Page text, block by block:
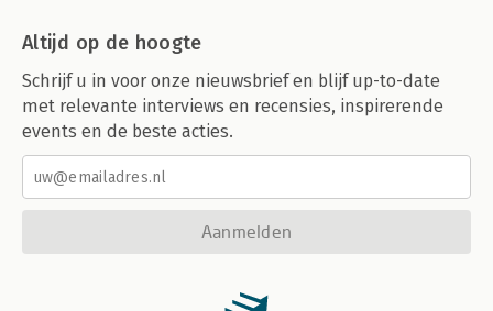
Altijd op de hoogte
Schrijf u in voor onze nieuwsbrief en blijf up-to-date
met relevante interviews en recensies, inspirerende
events en de beste acties.
Aanmelden